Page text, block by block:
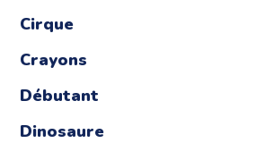
Cirque
Crayons
Débutant
Dinosaure